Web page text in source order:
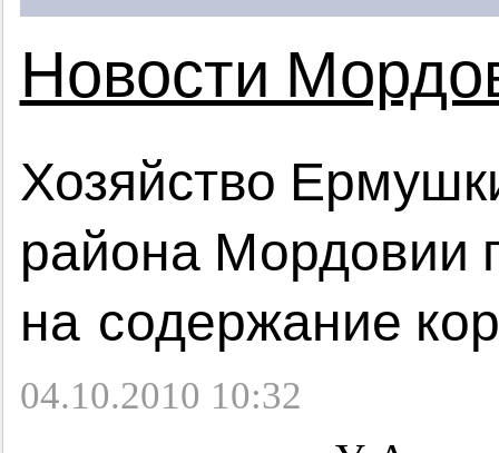
Новости
Хозяйство
района Мордовии
на содержание
04.10.2010 10:32